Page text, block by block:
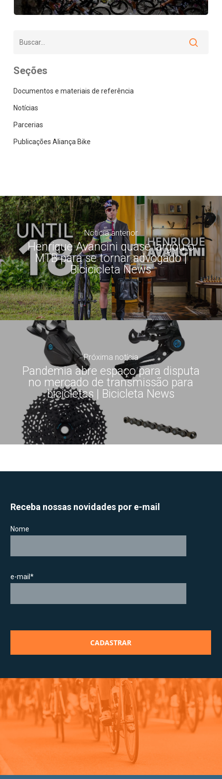
Seções
Documentos e materiais de referência
Notícias
Parcerias
Publicações Aliança Bike
Notícia anterior
Henrique Avancini quase largou o
MTB para se tornar advogado |
Bicicicleta News
Próxima notícia
Pandemia abre espaço para disputa
no mercado de transmissão para
bicicletas | Bicicleta News
Receba nossas novidades por e-mail
Nome
e-mail*